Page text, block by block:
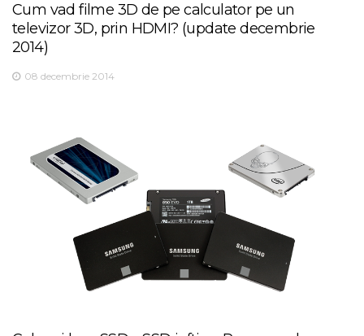
Cum vad filme 3D de pe calculator pe un
televizor 3D, prin HDMI? (update decembrie
2014)
08 decembrie 2014